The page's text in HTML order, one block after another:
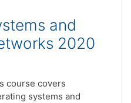
and
2020
course covers
systems and